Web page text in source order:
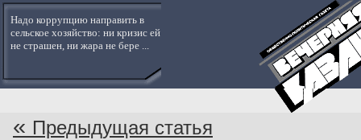
Надо коррупцию направить в
сельское хозяйство: ни кризис ей
не страшен, ни жара не бере ...
« Предыдущая статья